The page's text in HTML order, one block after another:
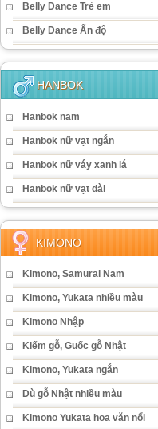
Belly Dance Trẻ em
Belly Dance Ấn độ
HANBOK
Hanbok nam
Hanbok nữ vạt ngắn
Hanbok nữ váy xanh lá
Hanbok nữ vạt dài
KIMONO
Kimono, Samurai Nam
Kimono, Yukata nhiều màu
Kimono Nhập
Kiếm gỗ, Guốc gỗ Nhật
Kimono, Yukata ngắn
Dù gỗ Nhật nhiều màu
Kimono Yukata hoa văn nổi